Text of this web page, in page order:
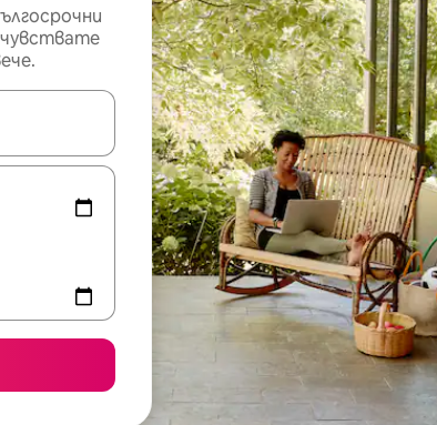
клавишите със стрелки нагоре и надолу